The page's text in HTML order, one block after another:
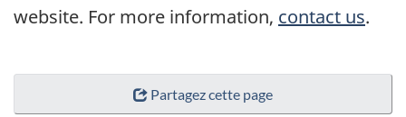
website. For more information, contact us.
Partagez cette page